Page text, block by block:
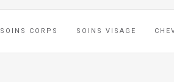
SOINS CORPS SOINS VISAGE